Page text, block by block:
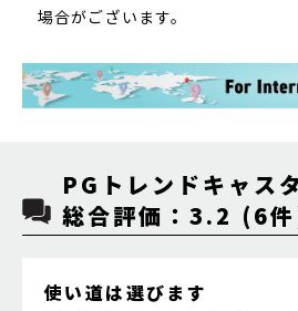
場合がございます。
PGトレンドキャス
総合評価：3.2 (6
使い道は選びます